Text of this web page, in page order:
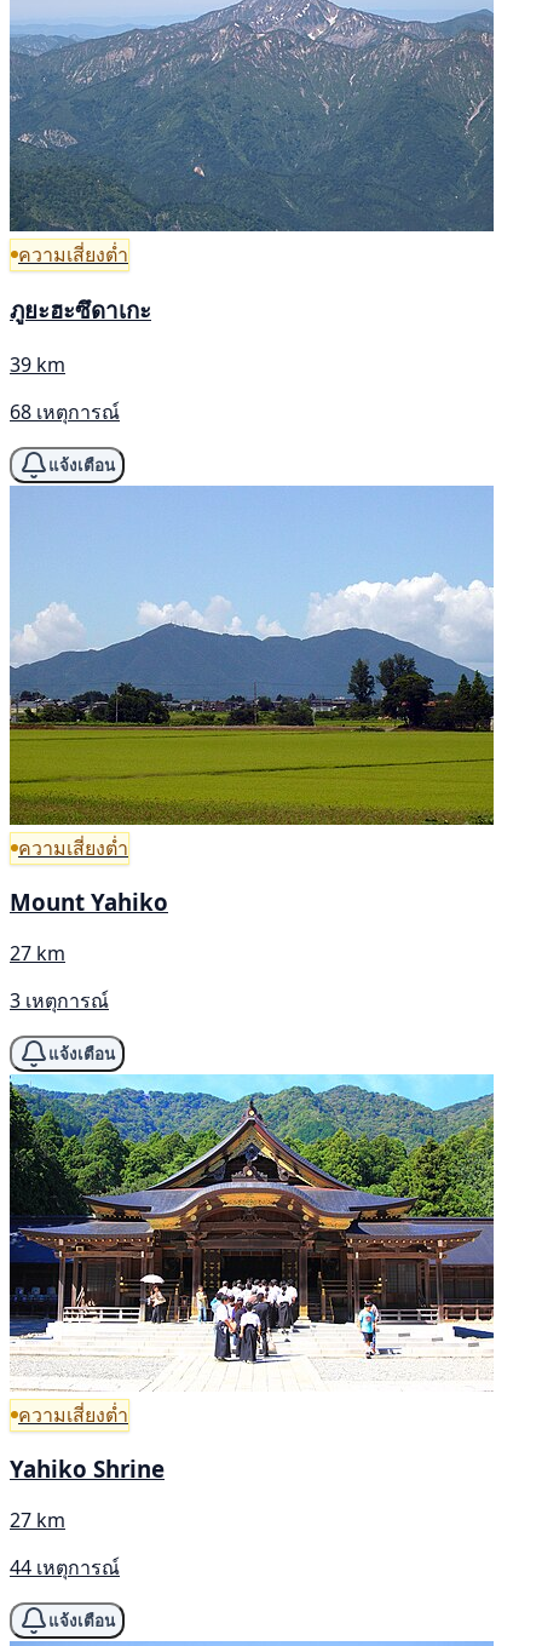
ความเสี่ยงต่ำ
ภูยะฮะซึดาเกะ
39 km
68 เหตุการณ์
แจ้งเตือน
ความเสี่ยงต่ำ
Mount Yahiko
27 km
3 เหตุการณ์
แจ้งเตือน
ความเสี่ยงต่ำ
Yahiko Shrine
27 km
44 เหตุการณ์
แจ้งเตือน